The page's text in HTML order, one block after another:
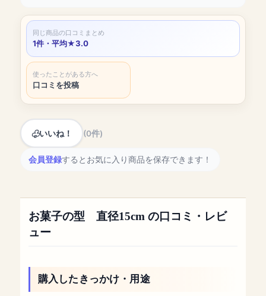
同じ商品の口コミまとめ
1件・平均★3.0
使ったことがある方へ
口コミを投稿
いいね！ (0件)
会員登録するとお気に入り商品を保存できます！
お菓子の型 直径15cm の口コミ・レビ
ュー
購入したきっかけ・用途